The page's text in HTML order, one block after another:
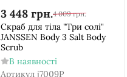
3 448 грн.4 009 грн.
Скраб для тіла "Три солі"
JANSSEN Body 3 Salt Body
Scrub
В наявності
Артикул j7009Р